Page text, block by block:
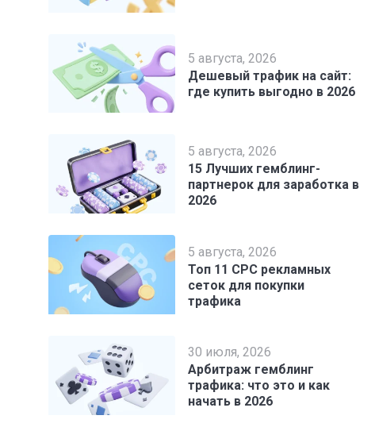
5 августа, 2026
Дешевый трафик на сайт:
где купить выгодно в 2026
5 августа, 2026
15 Лучших гемблинг-
партнерок для заработка в
2026
5 августа, 2026
Топ 11 CPC рекламных
сеток для покупки
трафика
30 июля, 2026
Арбитраж гемблинг
трафика: что это и как
начать в 2026